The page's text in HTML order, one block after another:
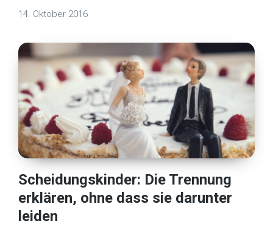
14. Oktober 2016
Scheidungskinder: Die Trennung
erklären, ohne dass sie darunter
leiden